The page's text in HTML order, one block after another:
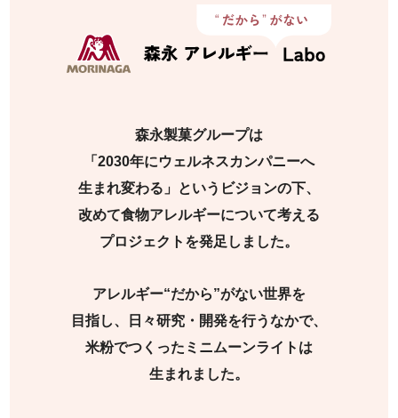
森永製菓グループは
「2030年にウェルネスカンパニーへ
生まれ変わる」というビジョンの下、
改めて食物アレルギーについて考える
プロジェクトを発足しました。
アレルギー“だから”がない世界を
目指し、日々研究・開発を行うなかで、
米粉でつくったミニムーンライトは
生まれました。